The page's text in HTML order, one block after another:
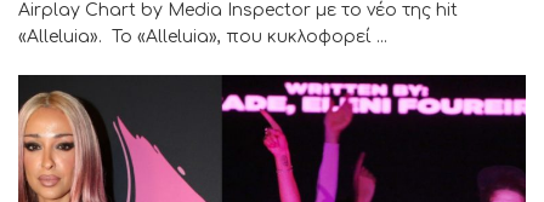
Airplay Chart by Media Inspector με το νέο της hit
«Alleluia». Το «Alleluia», που κυκλοφορεί ...